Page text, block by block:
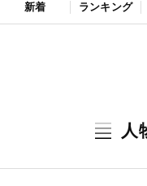
新着 ランキング
人